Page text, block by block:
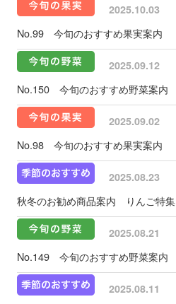
2025.10.03
No.99 今旬のおすすめ果実案内
2025.09.12
No.150 今旬のおすすめ野菜案内
2025.09.02
No.98 今旬のおすすめ果実案内
2025.08.23
秋冬のお勧め商品案内 りんご特集
2025.08.21
No.149 今旬のおすすめ野菜案内
2025.08.11